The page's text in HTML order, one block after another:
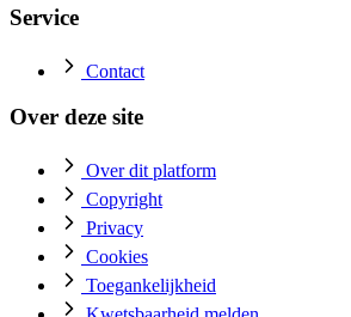
Service
Contact
Over deze site
Over dit platform
Copyright
Privacy
Cookies
Toegankelijkheid